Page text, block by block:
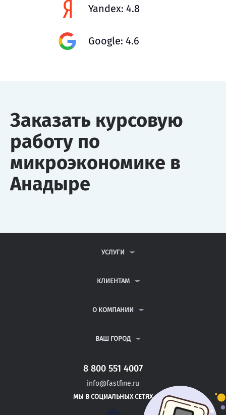
Yandex: 4.8
Google: 4.6
Заказать курсовую
работу по
микроэкономике в
Анадыре
УСЛУГИ
ДИПЛОМНЫЕ РАБОТЫ
РЕФЕРАТЫ
КЛИЕНТАМ
ВОПРОСЫ И ОТВЕТЫ
ПОЛИТИКА КОНФИДЕНЦИАЛЬНОСТИ
О КОМПАНИИ
КОНТАКТЫ
ВАШ ГОРОД
САНКТ-ПЕТЕРБУРГ
ГОРЯЧИЙ КЛЮЧ
ТРЕХГОРНЫЙ
8 800 551 4007
info@fastfine.ru
МЫ В СОЦИАЛЬНЫХ СЕТЯХ